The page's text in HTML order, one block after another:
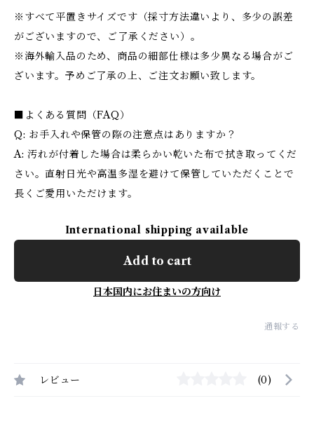
※すべて平置きサイズです（採寸方法違いより、多少の誤差
がございますので、ご了承ください）。
※海外輸入品のため、商品の細部仕様は多少異なる場合がご
ざいます。予めご了承の上、ご注文お願い致します。
■よくある質問（FAQ）
Q: お手入れや保管の際の注意点はありますか？
A: 汚れが付着した場合は柔らかい乾いた布で拭き取ってくだ
さい。直射日光や高温多湿を避けて保管していただくことで
長くご愛用いただけます。
International shipping available
Add to cart
日本国内にお住まいの方向け
通報する
レビュー (0)